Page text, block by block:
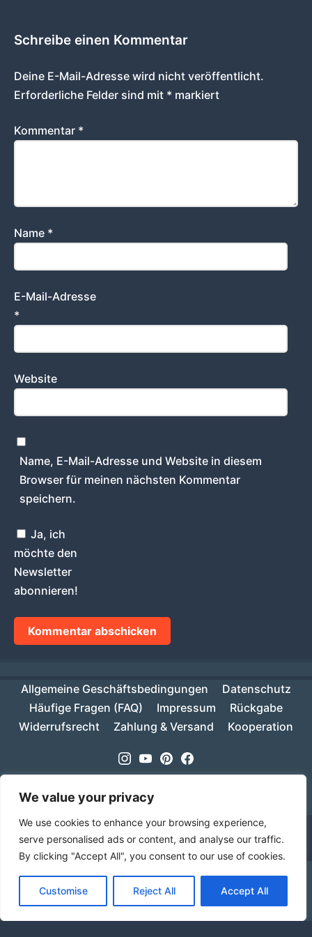
We value your privacy
We use cookies to enhance your browsing experience,
serve personalised ads or content, and analyse our traffic.
By clicking "Accept All", you consent to our use of cookies.
Customise Reject All Accept All
Ab einem Warenwert von 70€ ist deine Bestellung
innerhalb Deutschlands versandkostenfrei!Verwerfen
Schreibe einen Kommentar
Deine E-Mail-Adresse wird nicht veröffentlicht.
Erforderliche Felder sind mit * markiert
Kommentar *
Name *
E-Mail-Adresse
*
Website
Name, E-Mail-Adresse und Website in diesem
Browser für meinen nächsten Kommentar
speichern.
Ja, ich
möchte den
Newsletter
abonnieren!
Allgemeine Geschäftsbedingungen
Datenschutz
Häufige Fragen (FAQ)
Impressum
Rückgabe
Widerrufsrecht
Zahlung & Versand Kooperation
Instagram
YoutubePinterestFacebook
Sprache